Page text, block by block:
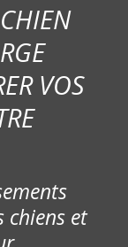
VOS
chiens et